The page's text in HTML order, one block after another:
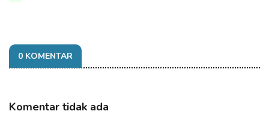
0 KOMENTAR
Komentar tidak ada